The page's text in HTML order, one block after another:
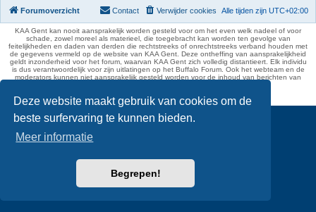
Deze website maakt gebruik van cookies om de
beste surfervaring te kunnen bieden.
Meer informatie
Begrepen!
Forumoverzicht Alle tijden zijn UTC+02:00
Verwijder cookies
Contact
KAA Gent kan nooit aansprakelijk worden gesteld voor om het even welk nadeel of voor
schade, zowel moreel als materieel, die toegebracht kan worden ten gevolge van
feitelijkheden en daden van derden die rechtstreeks of onrechtstreeks verband houden met
de gegevens vermeld op de website van KAA Gent. Deze ontheffing van aansprakelijkheid
geldt inzonderheid voor het forum, waarvan KAA Gent zich volledig distantieert. Elk individu
is dus verantwoordelijk voor zijn uitlatingen op het Buffalo Forum. Ook het webteam en de
moderators kunnen niet aansprakelijk gesteld worden voor de inhoud van berichten van